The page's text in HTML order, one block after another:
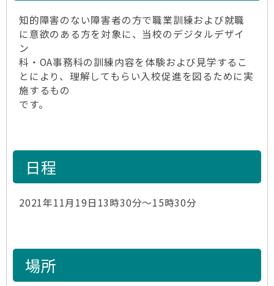
知的障害のない障害者の方で職業訓練および就職
に意欲のある方を対象に、当校のデジタルデザイ
ン
科・OA事務科の訓練内容を体験および見学するこ
とにより、理解してもらい入校促進を図るために実
施するもの
です。
日程
2021年11月19日13時30分～15時30分
場所